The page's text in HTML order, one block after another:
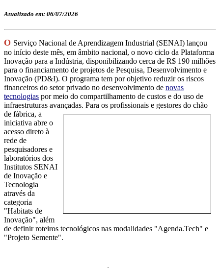
Atualizado em: 06/07/2026
O Serviço Nacional de Aprendizagem Industrial (SENAI) lançou
no início deste mês, em âmbito nacional, o novo ciclo da Plataforma
Inovação para a Indústria, disponibilizando cerca de R$ 190 milhões
para o financiamento de projetos de Pesquisa, Desenvolvimento e
Inovação (PD&I). O programa tem por objetivo reduzir os riscos
financeiros do setor privado no desenvolvimento de novas
tecnologias por meio do compartilhamento de custos e do uso de
infraestruturas avançadas. Para os profissionais e gestores do chão
de fábrica, a
iniciativa abre o
acesso direto à
rede de
pesquisadores e
laboratórios dos
Institutos SENAI
de Inovação e
Tecnologia
através da
categoria
"Habitats de
Inovação", além
de definir roteiros tecnológicos nas modalidades "Agenda.Tech" e
"Projeto Semente".